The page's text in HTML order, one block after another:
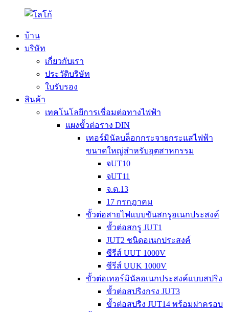
บ้าน
บริษัท
เกี่ยวกับเรา
ประวัติบริษัท
ใบรับรอง
สินค้า
เทคโนโลยีการเชื่อมต่อทางไฟฟ้า
แผงขั้วต่อราง DIN
เทอร์มินัลบล็อกกระจายกระแสไฟฟ้า
ขนาดใหญ่สำหรับอุตสาหกรรม
จUT10
จUT11
จ.ต.13
17 กรกฎาคม
ขั้วต่อสายไฟแบบขันสกรูอเนกประสงค์
ขั้วต่อสกรู JUT1
JUT2 ชนิดอเนกประสงค์
ซีรีส์ UUT 1000V
ซีรีส์ UUK 1000V
ขั้วต่อเทอร์มินัลอเนกประสงค์แบบสปริง
ขั้วต่อสปริงกรง JUT3
ขั้วต่อสปริง JUT14 พร้อมฝาครอบ